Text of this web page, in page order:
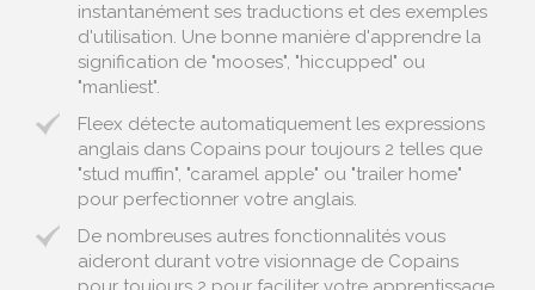
instantanément ses traductions et des exemples
d'utilisation. Une bonne manière d'apprendre la
signification de "mooses", "hiccupped" ou
"manliest".
Fleex détecte automatiquement les expressions
anglais dans Copains pour toujours 2 telles que
"stud muffin", "caramel apple" ou "trailer home"
pour perfectionner votre anglais.
De nombreuses autres fonctionnalités vous
aideront durant votre visionnage de Copains